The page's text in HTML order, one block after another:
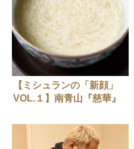
【ミシュランの「新顔」
VOL.１】南青山『慈華』